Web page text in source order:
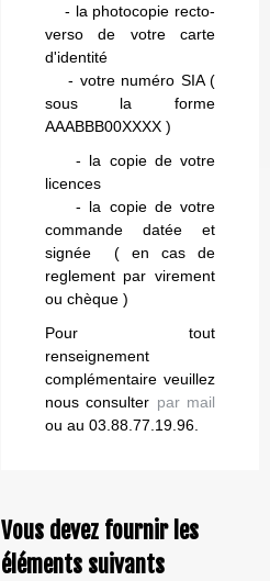
- la photocopie recto-
verso de votre carte
d'identité
- votre numéro SIA (
sous la forme
AAABBB00XXXX )
- la copie de votre
licences
- la copie de votre
commande datée et
signée ( en cas de
reglement par virement
ou chèque )
Pour tout
renseignement
complémentaire veuillez
nous consulter par mail
ou au 03.88.77.19.96.
Vous devez fournir les
éléments suivants